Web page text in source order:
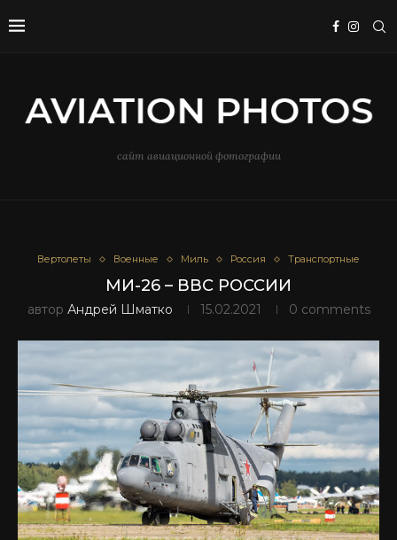
сайт авиационной фотографии
Вертолеты Военные Миль Россия Транспортные
МИ-26 – ВВС РОССИИ
автор Андрей Шматко 15.02.2021 0 comments